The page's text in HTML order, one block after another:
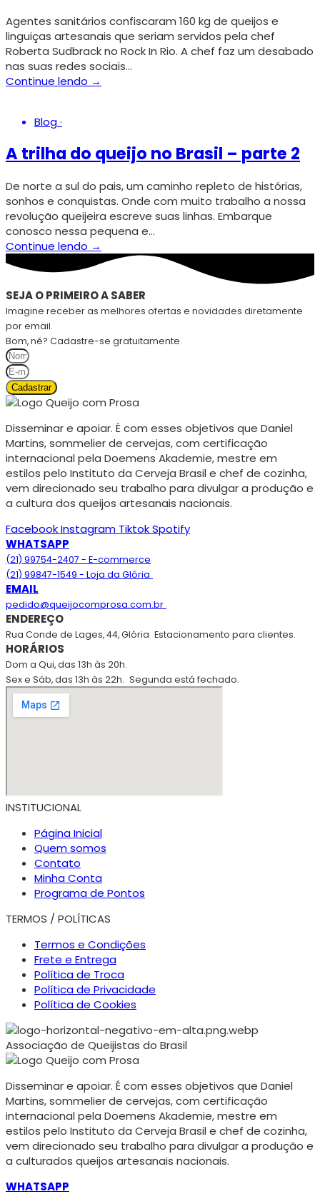
Agentes sanitários confiscaram 160 kg de queijos e
linguiças artesanais que seriam servidos pela chef
Roberta Sudbrack no Rock In Rio. A chef faz um desabado
nas suas redes sociais…
Continue lendo →
Blog·
A trilha do queijo no Brasil – parte 2
De norte a sul do pais, um caminho repleto de histórias,
sonhos e conquistas. Onde com muito trabalho a nossa
revolução queijeira escreve suas linhas. Embarque
conosco nessa pequena e…
Continue lendo →
SEJA O PRIMEIRO A SABER
Imagine receber as melhores ofertas e novidades diretamente
por email.
Bom, né? Cadastre-se gratuitamente.
Cadastrar
Disseminar e apoiar. É com esses objetivos que Daniel
Martins, sommelier de cervejas, com certificação
internacional pela Doemens Akademie, mestre em
estilos pelo Instituto da Cerveja Brasil e chef de cozinha,
vem direcionado seu trabalho para divulgar a produção e
a cultura dos queijos artesanais nacionais.
FacebookInstagram TiktokSpotify
WHATSAPP
(21) 99754-2407 - E-commerce
(21) 99847-1549 - Loja da Glória
EMAIL
pedido@queijocomprosa.com.br
ENDEREÇO
Rua Conde de Lages, 44, Glória Estacionamento para clientes.
HORÁRIOS
Dom a Qui, das 13h às 20h.
Sex e Sáb, das 13h às 22h. Segunda está fechado.
INSTITUCIONAL
Página Inicial
Quem somos
Contato
Minha Conta
Programa de Pontos
TERMOS / POLÍTICAS
Termos e Condições
Frete e Entrega
Política de Troca
Política de Privacidade
Política de Cookies
Associação de Queijistas do Brasil
Disseminar e apoiar. É com esses objetivos que Daniel
Martins, sommelier de cervejas, com certificação
internacional pela Doemens Akademie, mestre em
estilos pelo Instituto da Cerveja Brasil e chef de cozinha,
vem direcionado seu trabalho para divulgar a produção e
a culturados queijos artesanais nacionais.
WHATSAPP